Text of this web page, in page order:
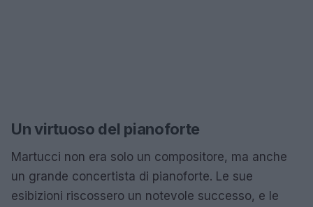
Un virtuoso del pianoforte
Martucci non era solo un compositore, ma anche
un grande concertista di pianoforte. Le sue
esibizioni riscossero un notevole successo, e le